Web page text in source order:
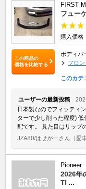
この商品の
価格を比較する
FIRST
フュー
購入価格
ボディパ
フロ
このカテ
ユーザーの最新投稿
日本製なのでフィッティ
ターで少し削った程度)
配です。 見た目はリップ
JZA80/はせがーさん （愛
Pioneer
2026年
TI ...